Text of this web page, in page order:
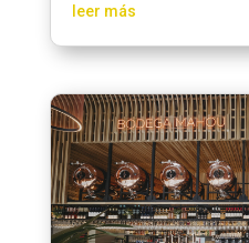
leer más